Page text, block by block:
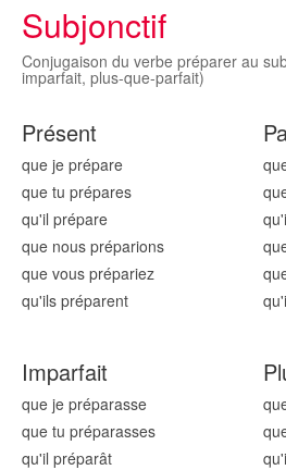
Subjonctif
Conjugaison du verbe préparer au
imparfait, plus-que-parfait)
Présent
que je prépare
que tu prépares
qu'il prépare
que nous préparions
que vous prépariez
qu'ils préparent
Imparfait
que je préparasse
que tu préparasses
qu'il préparât